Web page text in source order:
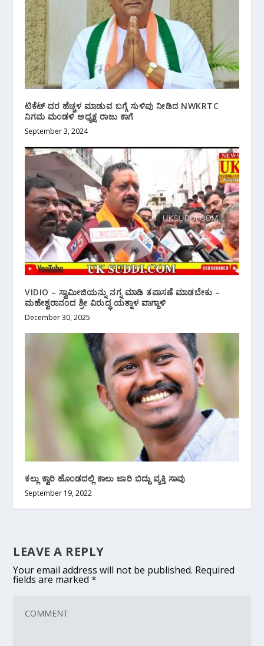
ಟಿಕೆಟ್ ದರ ಹೆಚ್ಚಳ ಮಾಡುವ ಬಗ್ಗೆ ಸುಳಿವು ನೀಡಿದ NWKRTC
ನಿಗಮ ಮಂಡಳಿ ಅಧ್ಯಕ್ಷ ರಾಜು ಕಾಗೆ
September 3, 2024
VIDIO – ಸ್ವಾಮೀಜಿಯನ್ನು ನಗ್ನ ಮಾಡಿ ತಪಾಸಣೆ ಮಾಡಬೇಕು –
ಮಹೇಶ್ವರಾನಂದ ಶ್ರೀ ವಿರುದ್ಧ ಯತ್ನಾಳ ವಾಗ್ದಾಳಿ
December 30, 2025
ಕಲ್ಲು ಕ್ವಾರಿ ಹೊಂಡದಲ್ಲಿ ಕಾಲು ಜಾರಿ ಬಿದ್ದು ವ್ಯಕ್ತಿ ಸಾವು
September 19, 2022
LEAVE A REPLY
Your email address will not be published. Required
fields are marked*